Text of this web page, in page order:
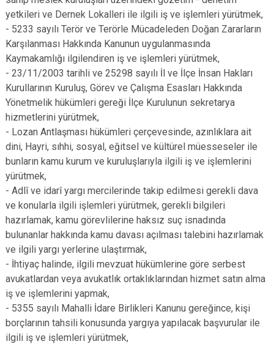
yetkileri ve Dernek Lokalleri ile ilgili iş ve işlemleri yürütmek,
- 5233 sayılı Terör ve Terörle Mücadeleden Doğan Zararların
Karşılanması Hakkında Kanunun uygulanmasında
Kaymakamlığı ilgilendiren iş ve işlemleri yürütmek,
- 23/11/2003 tarihli ve 25298 sayılı İl ve İlçe İnsan Hakları
Kurullarının Kuruluş, Görev ve Çalışma Esasları Hakkında
Yönetmelik hükümleri gereği İlçe Kurulunun sekretarya
hizmetlerini yürütmek,
- Lozan Antlaşması hükümleri çerçevesinde, azınlıklara ait
dini, Hayri, sıhhi, sosyal, eğitsel ve kültürel müesseseler ile
bunların kamu kurum ve kuruluşlarıyla ilgili iş ve işlemlerini
yürütmek,
- Adlî ve idarî yargı mercilerinde takip edilmesi gerekli dava
ve konularla ilgili işlemleri yürütmek, gerekli bilgileri
hazırlamak, kamu görevlilerine haksız suç isnadında
bulunanlar hakkında kamu davası açılması talebini hazırlamak
ve ilgili yargı yerlerine ulaştırmak,
- İhtiyaç halinde, ilgili mevzuat hükümlerine göre serbest
avukatlardan veya avukatlık ortaklıklarından hizmet satın alma
iş ve işlemlerini yapmak,
- 5355 sayılı Mahalli İdare Birlikleri Kanunu gereğince, kişi
borçlarının tahsili konusunda yargıya yapılacak başvurular ile
ilgili iş ve işlemleri yürütmek,